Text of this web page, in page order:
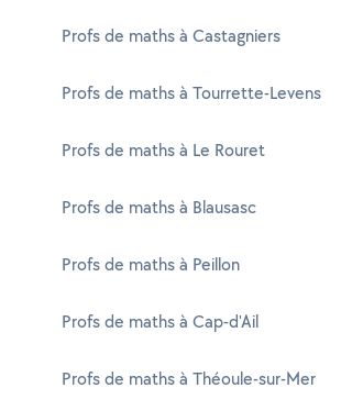
Profs de maths à Castagniers
Profs de maths à Tourrette-Levens
Profs de maths à Le Rouret
Profs de maths à Blausasc
Profs de maths à Peillon
Profs de maths à Cap-d'Ail
Profs de maths à Théoule-sur-Mer